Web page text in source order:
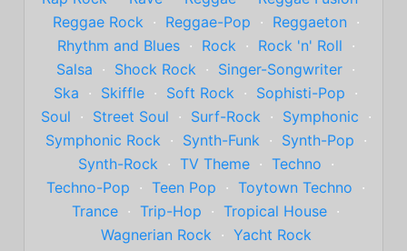
Reggae Rock · Reggae-Pop · Reggaeton ·
Rhythm and Blues· Rock · Rock 'n' Roll ·
Salsa · Shock Rock · Singer-Songwriter ·
Ska · Skiffle · Soft Rock · Sophisti-Pop ·
Soul · Street Soul · Surf-Rock · Symphonic ·
Symphonic Rock · Synth-Funk · Synth-Pop ·
Synth-Rock · TV Theme· Techno ·
Techno-Pop · Teen Pop · Toytown Techno ·
Trance · Trip-Hop · Tropical House ·
Wagnerian Rock · Yacht Rock